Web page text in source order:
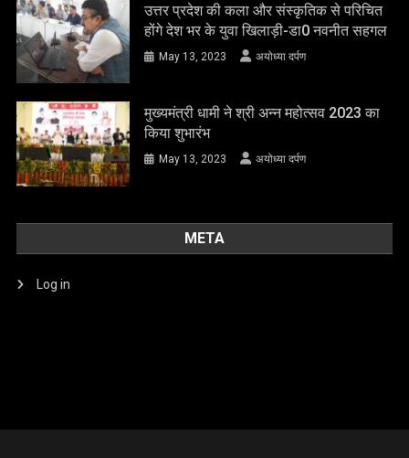
उत्तर प्रदेश की कला और संस्कृतिक से परिचित
होंगे देश भर के युवा खिलाड़ी-डा0 नवनीत सहगल
May 13, 2023 अयोध्या दर्पण
मुख्यमंत्री धामी ने श्री अन्न महोत्सव 2023 का
किया शुभारंभ
May 13, 2023 अयोध्या दर्पण
META
Log in